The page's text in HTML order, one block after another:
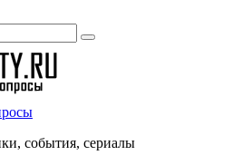
события, сериалы